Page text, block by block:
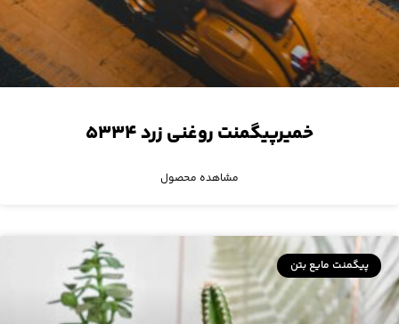
خمیرپیگمنت روغنی زرد ۵۳۳۴
مشاهده محصول
پیگمنت مایع بتن